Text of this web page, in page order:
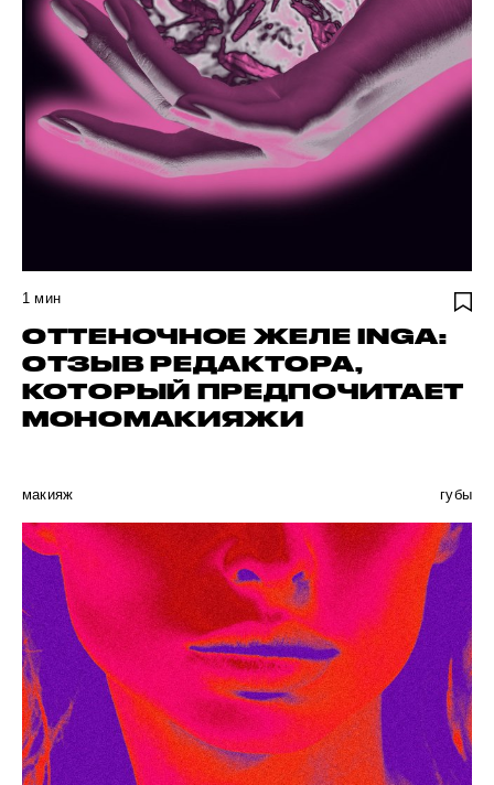
1 мин
ОТТЕНОЧНОЕ ЖЕЛЕ INGA:
ОТЗЫВ РЕДАКТОРА,
КОТОРЫЙ ПРЕДПОЧИТАЕТ
МОНОМАКИЯЖИ
макияж губы